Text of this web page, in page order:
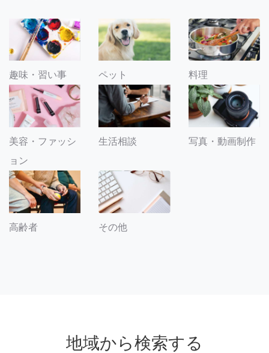
趣味・習い事 ペット 料理
美容・ファッシ
ョン
生活相談 写真・動画制作
高齢者 その他
地域から検索する